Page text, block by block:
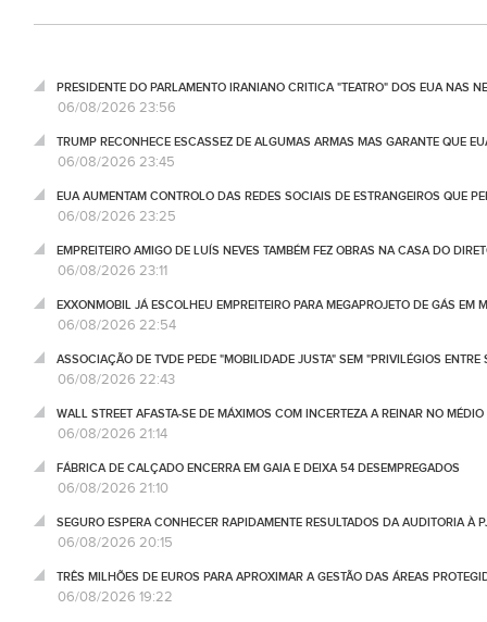
PRESIDENTE DO PARLAMENTO IRANIANO CRITICA "TEATRO" DOS EUA NAS
06/08/2026 23:56
TRUMP RECONHECE ESCASSEZ DE ALGUMAS ARMAS MAS GARANTE QUE
06/08/2026 23:45
EUA AUMENTAM CONTROLO DAS REDES SOCIAIS DE ESTRANGEIROS QUE
06/08/2026 23:25
EMPREITEIRO AMIGO DE LUÍS NEVES TAMBÉM FEZ OBRAS NA CASA DO
06/08/2026 23:11
EXXONMOBIL JÁ ESCOLHEU EMPREITEIRO PARA MEGAPROJETO DE GÁS EM
06/08/2026 22:54
ASSOCIAÇÃO DE TVDE PEDE "MOBILIDADE JUSTA" SEM "PRIVILÉGIOS ENTRE
06/08/2026 22:43
WALL STREET AFASTA-SE DE MÁXIMOS COM INCERTEZA A REINAR NO
06/08/2026 21:14
FÁBRICA DE CALÇADO ENCERRA EM GAIA E DEIXA 54 DESEMPREGADOS
06/08/2026 21:10
SEGURO ESPERA CONHECER RAPIDAMENTE RESULTADOS DA AUDITORIA À
06/08/2026 20:15
TRÊS MILHÕES DE EUROS PARA APROXIMAR A GESTÃO DAS ÁREAS
06/08/2026 19:22